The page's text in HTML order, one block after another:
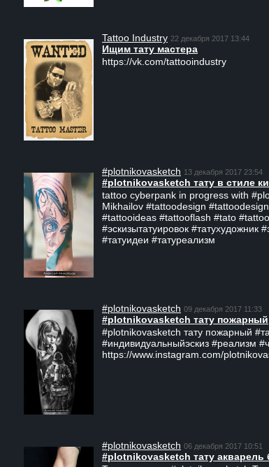
Tattoo Industry 22 декабря 2017 13:44
Ищим тату мастера
https://vk.com/tattooindustry
#plotnikovasketch 13 декабря 2017 23:54
#plotnikovasketch тату в стиле
tattoo cyberpank in progress with
Mikhailov #tattoodesign
#tattooideas #tattooflash #tato
#эскизытатуировок #татухудожник
#татуидеи #татуреализм
#plotnikovasketch 09 декабря 2017 11:33
#plotnikovasketch тату пожарный
#plotnikovasketch тату пожарный
#индивидуальныйэскиз #реализм
https://www.instagram.com/
#plotnikovasketch 06 декабря 2017 10:51
#plotnikovasketch тату акварель